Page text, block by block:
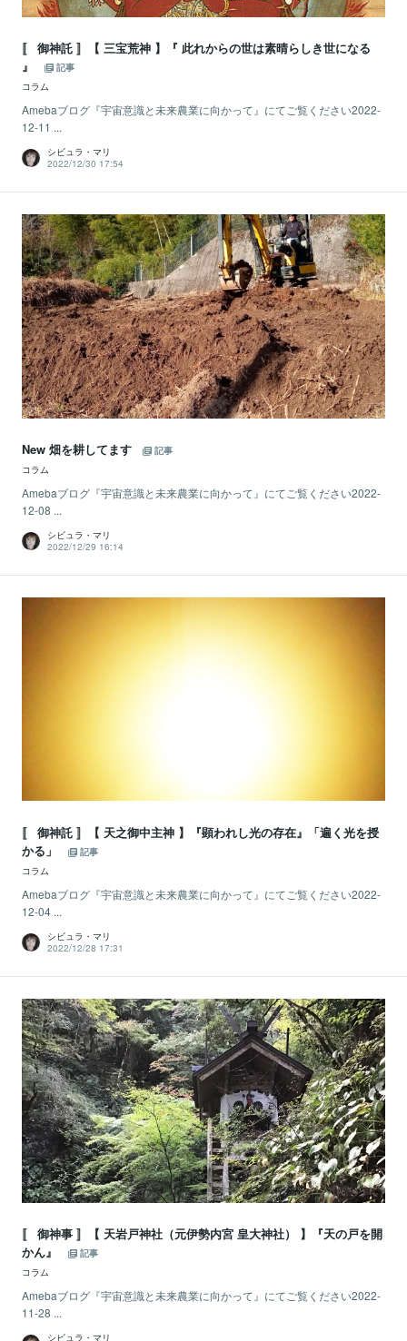
〚 御神託 〛【 三宝荒神 】『 此れからの世は素晴らしき世になる
』
記事
コラム
Amebaブログ『宇宙意識と未来農業に向かって』にてご覧ください2022-
12-11 ...
シビュラ・マリ
2022/12/30 17:54
New 畑を耕してます
記事
コラム
Amebaブログ『宇宙意識と未来農業に向かって』にてご覧ください2022-
12-08 ...
シビュラ・マリ
2022/12/29 16:14
〚 御神託 〛【 天之御中主神 】『顕われし光の存在』「遍く光を授
かる」
記事
コラム
Amebaブログ『宇宙意識と未来農業に向かって』にてご覧ください2022-
12-04 ...
シビュラ・マリ
2022/12/28 17:31
〚 御神事 〛【 天岩戸神社（元伊勢内宮 皇大神社） 】『天の戸を開
かん』
記事
コラム
Amebaブログ『宇宙意識と未来農業に向かって』にてご覧ください2022-
11-28 ...
シビュラ・マリ